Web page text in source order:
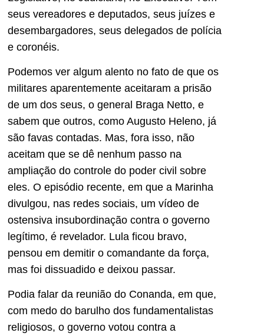
seus vereadores e deputados, seus juízes e
desembargadores, seus delegados de polícia
e coronéis.
Podemos ver algum alento no fato de que os
militares aparentemente aceitaram a prisão
de um dos seus, o general Braga Netto, e
sabem que outros, como Augusto Heleno, já
são favas contadas. Mas, fora isso, não
aceitam que se dê nenhum passo na
ampliação do controle do poder civil sobre
eles. O episódio recente, em que a Marinha
divulgou, nas redes sociais, um vídeo de
ostensiva insubordinação contra o governo
legítimo, é revelador. Lula ficou bravo,
pensou em demitir o comandante da força,
mas foi dissuadido e deixou passar.
Podia falar da reunião do Conanda, em que,
com medo do barulho dos fundamentalistas
religiosos, o governo votou contra a